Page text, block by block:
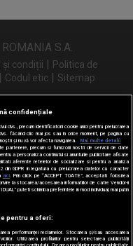
S.A.
și condiții | Politica de
| Codul etic | Sitemap
pe
confidențiale
dvs., precum identificatorii cookie unici pentru prelucrarea
făcând clic mai jos sau în orice moment, pe pagina cu
și nu vă vor afecta navigarea.
Mai multe detalii
partenere, precum si furnizorii nostri de servicii de date
a personaliza continutul si anunturile publicitare afisate
aferente retelelor de socializare si pentru a analiza
GDPR in legatura cu prelucrarea datelor cu caracter
aici. Prin click pe “ACCEPT TOATE”, acceptati folosirea
la stocarea/accesarea informatiilor de catre Vendor-ii
puteti schimba preferintele in mod individual, mai putin
pentru a oferi:
performanței reclamelor. Stocarea și/sau accesarea
Utilizarea profilurilor pentru selectarea publicității